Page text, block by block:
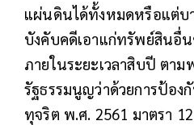
แผ่นดินได้ทั้งหมดหรือแต่บ
บังคับคดีเอาแก่ทรัพย์สินอื่
ภายในระยะเวลาสิบปี ตา
รัฐธรรมนูญว่าด้วยการป้อง
ทุจริต พ.ศ. 2561 มาตรา